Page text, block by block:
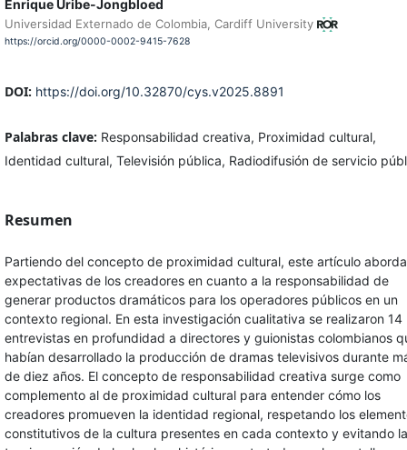
Enrique Uribe-Jongbloed
Universidad Externado de Colombia, Cardiff University
https://orcid.org/0000-0002-9415-7628
DOI: https://doi.org/10.32870/cys.v2025.8891
Palabras clave: Responsabilidad creativa, Proximidad cultural,
Identidad cultural, Televisión pública, Radiodifusión de servicio
Resumen
Partiendo del concepto de proximidad cultural, este artículo
expectativas de los creadores en cuanto a la responsabilidad de
generar productos dramáticos para los operadores públicos en un
contexto regional. En esta investigación cualitativa se realizaron 14
entrevistas en profundidad a directores y guionistas colombianos
habían desarrollado la producción de dramas televisivos durante
de diez años. El concepto de responsabilidad creativa surge como
complemento al de proximidad cultural para entender cómo los
creadores promueven la identidad regional, respetando los
constitutivos de la cultura presentes en cada contexto y evitando la